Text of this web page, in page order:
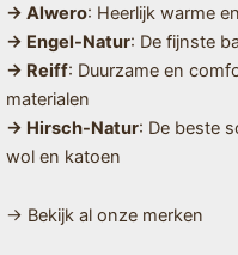
→ Alwero: Heerlijk warme
→ Engel-Natur: De fijnste
→ Reiff: Duurzame en
materialen
→ Hirsch-Natur: De beste
wol en katoen
→ Bekijk al onze merken